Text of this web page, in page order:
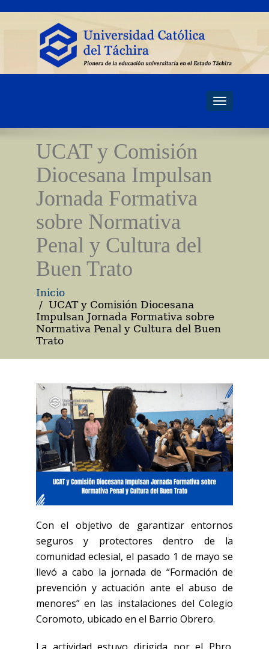
Toggle
UCAT y Comisión
Diocesana Impulsan
Jornada Formativa
sobre Normativa
Penal y Cultura del
Buen Trato
Inicio
UCAT y Comisión Diocesana
Impulsan Jornada Formativa sobre
Normativa Penal y Cultura del Buen
Trato
Con el objetivo de garantizar entornos
seguros y protectores dentro de la
comunidad eclesial, el pasado 1 de mayo se
llevó a cabo la jornada de “Formación de
prevención y actuación ante el abuso de
menores” en las instalaciones del Colegio
Coromoto, ubicado en el Barrio Obrero.
La actividad estuvo dirigida por el Pbro.